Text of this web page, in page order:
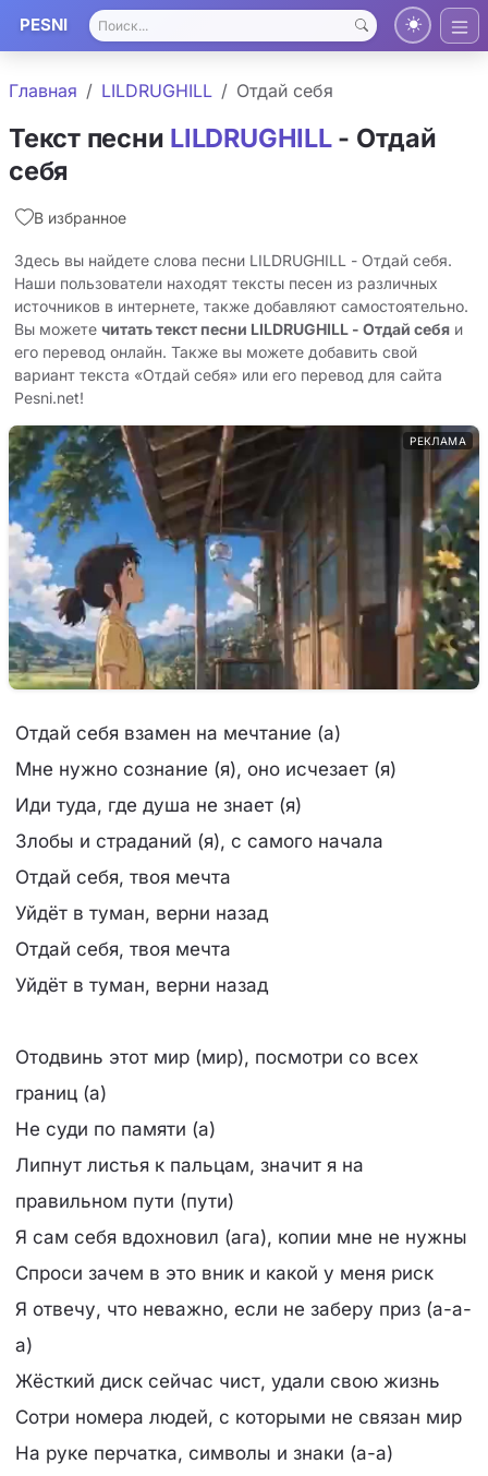
PESNI
Главная LILDRUGHILL Отдай себя
Текст песни LILDRUGHILL- Отдай
себя
В избранное
Здесь вы найдете слова песни LILDRUGHILL - Отдай себя.
Наши пользователи находят тексты песен из различных
источников в интернете, также добавляют самостоятельно.
Вы можете читать текст песни LILDRUGHILL - Отдай себя и
его перевод онлайн. Также вы можете добавить свой
вариант текста «Отдай себя» или его перевод для сайта
Pesni.net!
РЕКЛАМА
Отдай себя взамен на мечтание (а)
Мне нужно сознание (я), оно исчезает (я)
Иди туда, где душа не знает (я)
Злобы и страданий (я), с самого начала
Отдай себя, твоя мечта
Уйдёт в туман, верни назад
Отдай себя, твоя мечта
Уйдёт в туман, верни назад
Отодвинь этот мир (мир), посмотри со всех
границ (а)
Не суди по памяти (а)
Липнут листья к пальцам, значит я на
правильном пути (пути)
Я сам себя вдохновил (ага), копии мне не нужны
Спроси зачем в это вник и какой у меня риск
Я отвечу, что неважно, если не заберу приз (а-а-
а)
Жёсткий диск сейчас чист, удали свою жизнь
Сотри номера людей, с которыми не связан мир
На руке перчатка, символы и знаки (а-а)